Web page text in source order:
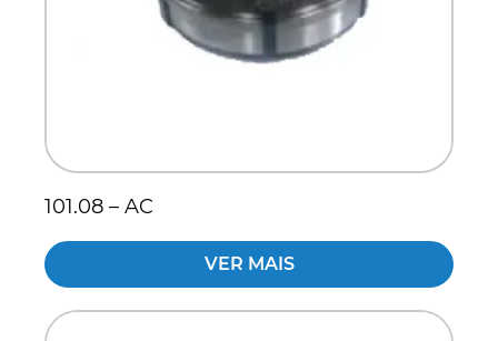
101.08 – AC
VER MAIS